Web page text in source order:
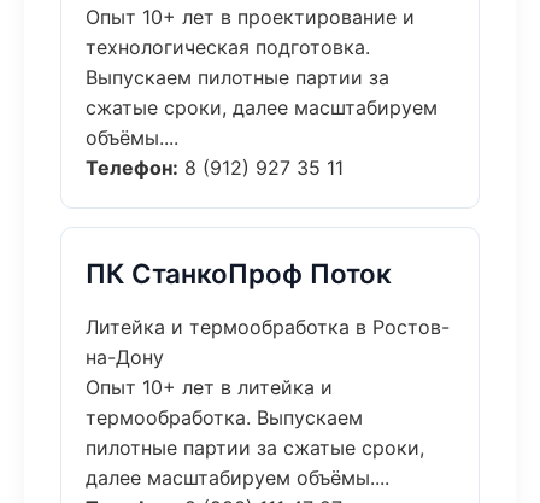
Опыт 10+ лет в проектирование и
технологическая подготовка.
Выпускаем пилотные партии за
сжатые сроки, далее масштабируем
объёмы....
Телефон: 8 (912) 927 35 11
ПК СтанкоПроф Поток
Литейка и термообработка в Ростов-
на-Дону
Опыт 10+ лет в литейка и
термообработка. Выпускаем
пилотные партии за сжатые сроки,
далее масштабируем объёмы....